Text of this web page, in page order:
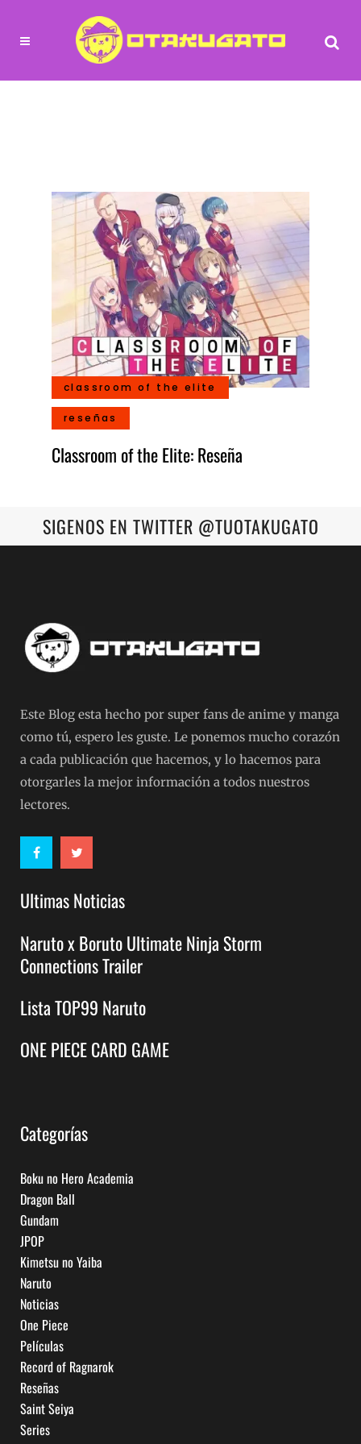
classroom of the elite
reseñas
Classroom of the Elite: Reseña
SIGENOS EN TWITTER @TUOTAKUGATO
Este Blog esta hecho por super fans de anime y manga
como tú, espero les guste. Le ponemos mucho corazón
a cada publicación que hacemos, y lo hacemos para
otorgarles la mejor información a todos nuestros
lectores.
Ultimas Noticias
Naruto x Boruto Ultimate Ninja Storm
Connections Trailer
Lista TOP99 Naruto
ONE PIECE CARD GAME
Categorías
Boku no Hero Academia
Dragon Ball
Gundam
JPOP
Kimetsu no Yaiba
Naruto
Noticias
One Piece
Películas
Record of Ragnarok
Reseñas
Saint Seiya
Series